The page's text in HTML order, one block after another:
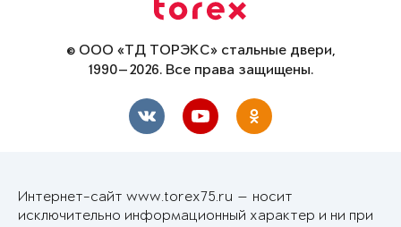
© ООО «ТД ТОРЭКС» стальные двери,
1990—2026. Все права защищены.
Интернет-сайт www.torex75.ru — носит
исключительно информационный характер и ни при